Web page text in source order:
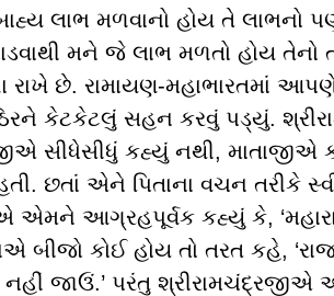
લાભ મળવાનો હોય તે લાભનો
મને જે લાભ મળતો હોય તેનો
રાખે છે. રામાયણ-મહાભારતમાં
કેટકેટલું સહન કરવું પડ્યું.
સીધેસીધું કહ્યું નથી, માતાજીએ
છતાં એને પિતાના વચન તરીકે
એમને આગ્રહપૂર્વક કહ્યું કે,
બીજો કોઈ હોય તો તરત કહે,
નહીં જાઉં.’ પરંતુ